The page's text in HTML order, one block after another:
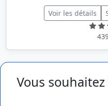
Voir les détails
Vous